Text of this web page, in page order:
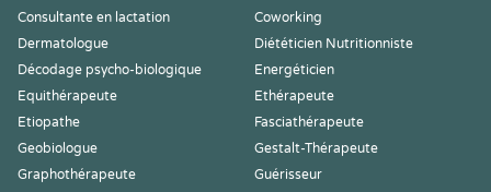
Consultante en lactation
Coworking
Dermatologue
Diététicien Nutritionniste
Décodage psycho-biologique
Energéticien
Equithérapeute
Ethérapeute
Etiopathe
Fasciathérapeute
Geobiologue
Gestalt-Thérapeute
Graphothérapeute
Guérisseur